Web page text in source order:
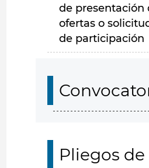
de presentación
ofertas o
de participación
Pliegos